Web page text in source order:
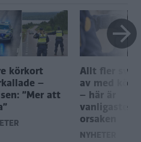
körkort
–
”Mer att
Allt fler
av med
– här är
vanligaste
orsaken
NYHETER